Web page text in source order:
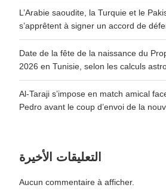
L’Arabie saoudite, la Turquie et le
s’apprêtent à signer un accord de
Date de la fête de la naissance du
2026 en Tunisie, selon les calculs
Al-Taraji s’impose en match amical
Pedro avant le coup d’envoi de la
التعليقات الأخيرة
Aucun commentaire à afficher.